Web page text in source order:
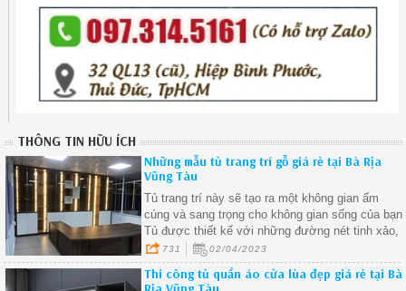
THÔNG TIN HỮU ÍCH
Những mẫu tủ trang trí gỗ giá rẻ tại Bà Rịa
Vũng Tàu
Tủ trang trí này sẽ tạo ra một không gian ấm
cúng và sang trọng cho không gian sống của bạn.
Tủ được thiết kế với những đường nét tinh xảo,
phù hợp với mọi phong cách trang trí nội thất.
731 02/04/2023
Thi công tủ quần áo cửa lùa đẹp giá rẻ tại Bà